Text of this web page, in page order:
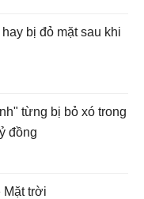
bị đỏ mặt sau khi
từng bị bỏ xó trong
đồng
Mặt trời